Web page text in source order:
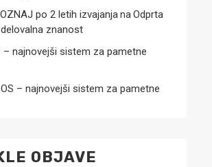
po 2 letih izvajanjanaOdprta
znanost
– najnovejši sistem za pametne
– najnovejši sistem za pametne
OBJAVE